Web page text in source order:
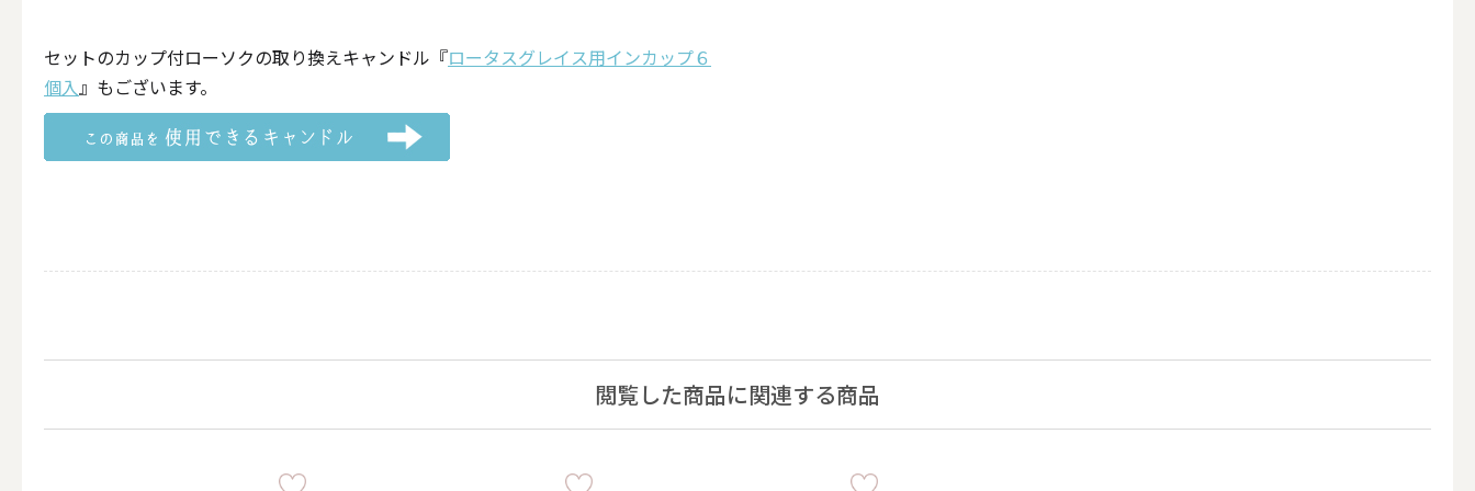
セットのカップ付ローソクの取り換えキャンドル『ロータスグレイス用インカップ６
個入』もございます。
閲覧した商品に関連する商品